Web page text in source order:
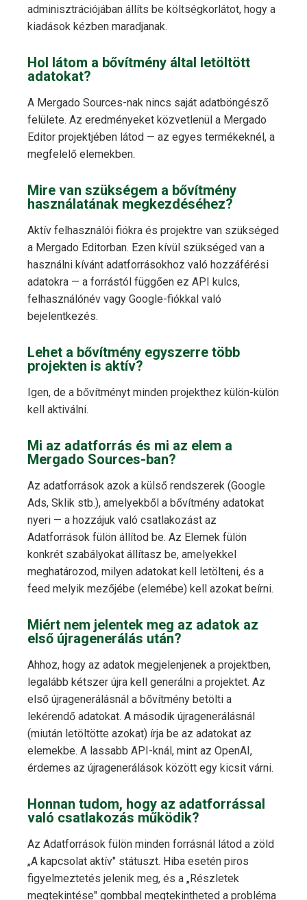
adminisztrációjában állíts be költségkorlátot, hogy a
kiadások kézben maradjanak.
Hol látom a bővítmény által letöltött
adatokat?
A Mergado Sources-nak nincs saját adatböngésző
felülete. Az eredményeket közvetlenül a Mergado
Editor projektjében látod — az egyes termékeknél, a
megfelelő elemekben.
Mire van szükségem a bővítmény
használatának megkezdéséhez?
Aktív felhasználói fiókra és projektre van szükséged
a Mergado Editorban. Ezen kívül szükséged van a
használni kívánt adatforrásokhoz való hozzáférési
adatokra — a forrástól függően ez API kulcs,
felhasználónév vagy Google-fiókkal való
bejelentkezés.
Lehet a bővítmény egyszerre több
projekten is aktív?
Igen, de a bővítményt minden projekthez külön-külön
kell aktiválni.
Mi az adatforrás és mi az elem a
Mergado Sources-ban?
Az adatforrások azok a külső rendszerek (Google
Ads, Sklik stb.), amelyekből a bővítmény adatokat
nyeri — a hozzájuk való csatlakozást az
Adatforrások fülön állítod be. Az Elemek fülön
konkrét szabályokat állítasz be, amelyekkel
meghatározod, milyen adatokat kell letölteni, és a
feed melyik mezőjébe (elemébe) kell azokat beírni.
Miért nem jelentek meg az adatok az
első újragenerálás után?
Ahhoz, hogy az adatok megjelenjenek a projektben,
legalább kétszer újra kell generálni a projektet. Az
első újragenerálásnál a bővítmény betölti a
lekérendő adatokat. A második újragenerálásnál
(miután letöltötte azokat) írja be az adatokat az
elemekbe. A lassabb API-knál, mint az OpenAI,
érdemes az újragenerálások között egy kicsit várni.
Honnan tudom, hogy az adatforrással
való csatlakozás működik?
Az Adatforrások fülön minden forrásnál látod a zöld
„A kapcsolat aktív" státuszt. Hiba esetén piros
figyelmeztetés jelenik meg, és a „Részletek
megtekintése" gombbal megtekintheted a probléma